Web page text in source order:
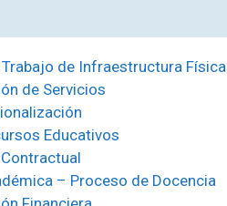
de Infraestructura Física
de Servicios
Educativos
– Proceso de Docencia